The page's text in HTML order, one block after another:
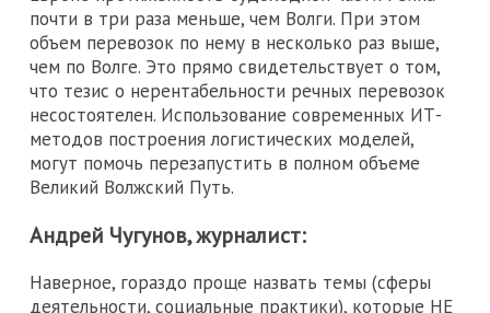
почти в три раза меньше, чем Волги. При этом
объем перевозок по нему в несколько раз выше,
чем по Волге. Это прямо свидетельствует о том,
что тезис о нерентабельности речных перевозок
несостоятелен. Использование современных ИТ-
методов построения логистических моделей,
могут помочь перезапустить в полном объеме
Великий Волжский Путь.
Андрей Чугунов, журналист:
Наверное, гораздо проще назвать темы (сферы
деятельности, социальные практики), которые НЕ